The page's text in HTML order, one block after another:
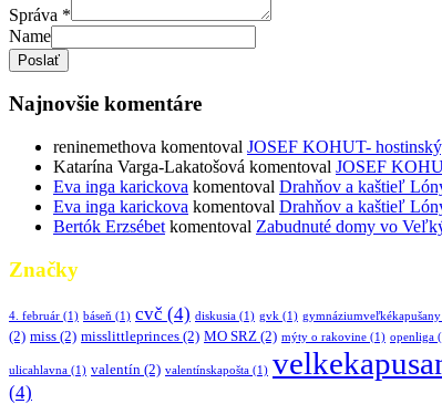
Správa *
Name
Poslať
Najnovšie komentáre
reninemethova komentoval JOSEF KOHUT-
Katarína Varga-Lakatošová komentoval JOSEF
Eva inga karickova komentoval Drahňov a kaštieľ
Eva inga karickova komentoval Drahňov a kaštieľ
Bertók Erzsébet komentoval Zabudnuté domy vo
Značky
4. február (1) báseň (1) cvč (4) diskusia (1) gvk (1) gymnáziumveľkékapušany
(2) miss (2) misslittleprinces (2) MO SRZ (2) mýty o rakovine (1) openliga
ulicahlavna (1) valentín (2) valentínskapošta (1)
(4)